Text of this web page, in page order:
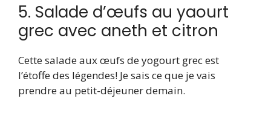
5. Salade d’œufs au yaourt
grec avec aneth et citron
Cette salade aux œufs de yogourt grec est
l’étoffe des légendes! Je sais ce que je vais
prendre au petit-déjeuner demain.